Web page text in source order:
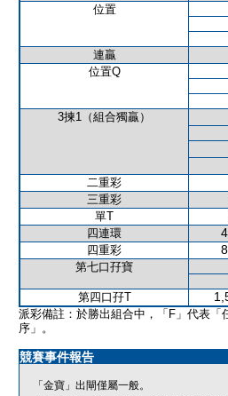
位置
連贏
位置Q
3揀1（組合獨贏）
二重彩
三重彩
單T
四連環
四重彩
第七口孖寶
第四口孖T
派彩備註：於勝出組合中，「F」代表
序」。
競賽事件報告
「金寶」出閘僅屬一般。